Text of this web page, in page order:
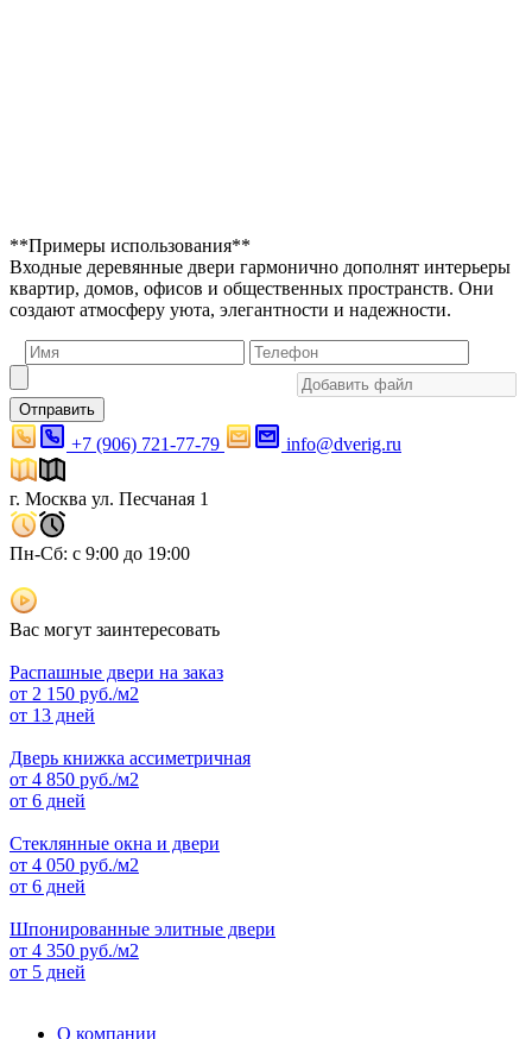
**Примеры использования**
Входные деревянные двери гармонично дополнят интерьеры
квартир, домов, офисов и общественных пространств. Они
создают атмосферу уюта, элегантности и надежности.
Отправить
+7 (906) 721-77-79 info@dverig.ru
г. Москва ул. Песчаная 1
Пн-Сб: с 9:00 до 19:00
Вас могут заинтересовать
Распашные двери на заказ
от 2 150 руб./м2
от 13 дней
Дверь книжка ассиметричная
от 4 850 руб./м2
от 6 дней
Стеклянные окна и двери
от 4 050 руб./м2
от 6 дней
Шпонированные элитные двери
от 4 350 руб./м2
от 5 дней
О компании